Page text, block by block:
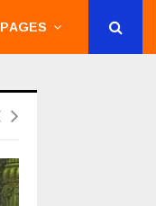
PAGES